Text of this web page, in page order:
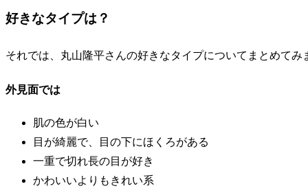
好きなタイプは？
それでは、丸山隆平さんの好きなタイプについてまとめてみ
外見面では
肌の色が白い
目が綺麗で、目の下にほくろがある
一重で切れ長の目が好き
かわいいよりもきれい系